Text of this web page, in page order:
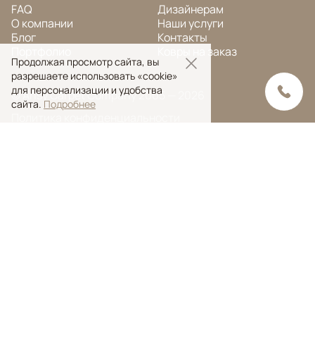
FAQ
О компании
Блог
Дизайнерам
Наши услуги
Контакты
Ковры на заказ
© Ansy Carpet Company 2005 — 2026
Продолжая просмотр сайта, вы
разрешаете использовать «cookie»
для персонализации и удобства
сайта. Подробнее